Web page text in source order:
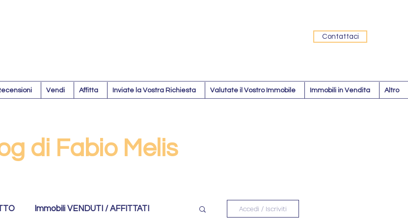
Contattaci
Vendi Affitta Inviate la Vostra Richiesta Valutate il Vostro Immobile Immobili in Vendita Altro
di Fabio Melis
Immobili VENDUTI / AFFITTATI Accedi / Iscriviti